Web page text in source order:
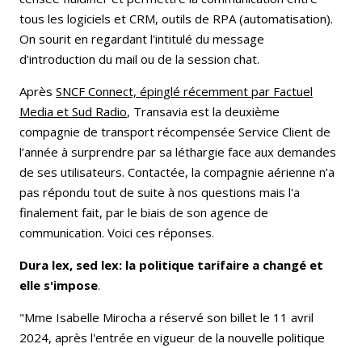
tous les logiciels et CRM, outils de RPA (automatisation).
On sourit en regardant l'intitulé du message
d'introduction du mail ou de la session chat.
Après SNCF Connect, épinglé récemment par Factuel
Media et Sud Radio, Transavia est la deuxième
compagnie de transport récompensée Service Client de
l’année à surprendre par sa léthargie face aux demandes
de ses utilisateurs. Contactée, la compagnie aérienne n’a
pas répondu tout de suite à nos questions mais l'a
finalement fait, par le biais de son agence de
communication. Voici ces réponses.
Dura lex, sed lex: la politique tarifaire a changé et
elle s'impose.
"Mme Isabelle Mirocha a réservé son billet le 11 avril
2024, après l'entrée en vigueur de la nouvelle politique